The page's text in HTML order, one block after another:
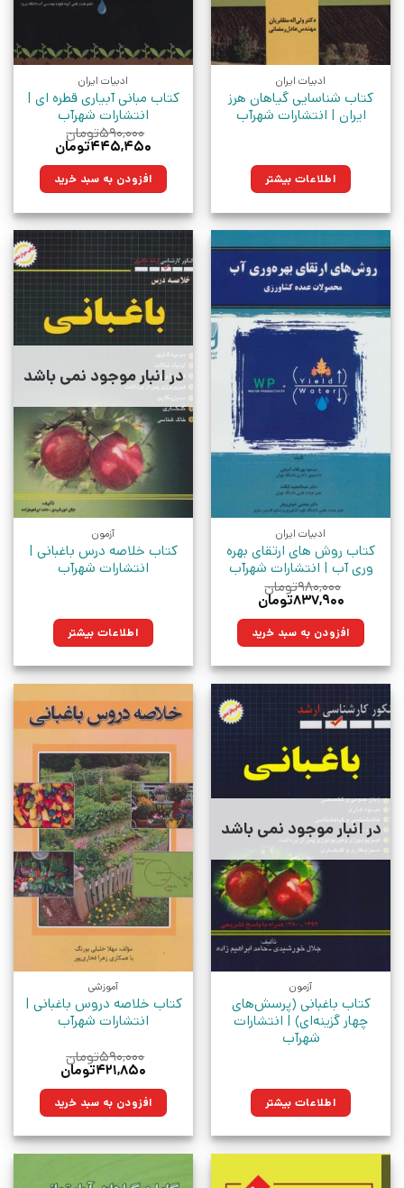
ادبیات ایران
کتاب شناسایی گیاهان هرز
ایران | انتشارات شهرآب
اطلاعات بیشتر
ادبیات ایران
کتاب مبانی آبیاری قطره ای |
انتشارات شهرآب
۵۹۰,۰۰۰تومان
قیمت
۵۹۰,۰۰۰تومان
بود.
۴۴۵,۴۵۰تومان
۴۴۵,۴۵۰تومان. افزودن به سبد خرید
ادبیات ایران
کتاب روش های ارتقای بهره
وری آب | انتشارات شهرآب
۹۸۰,۰۰۰تومان
قیمت
۹۸۰,۰۰۰تومان
بود.
۸۳۷,۹۰۰تومان
۸۳۷,۹۰۰تومان.افزودن به سبد خرید
در انبار موجود نمی باشد
آزمون
کتاب خلاصه درس باغبانی |
انتشارات شهرآب
اطلاعات بیشتر
در انبار موجود نمی باشد
آزمون
کتاب باغبانی (پرسش‌های
چهار گزینه‌ای) | انتشارات
شهرآب
اطلاعات بیشتر
آموزشی
کتاب خلاصه دروس باغبانی |
انتشارات شهرآب
۵۹۰,۰۰۰تومان
قیمت
۵۹۰,۰۰۰تومان
بود.
۴۲۱,۸۵۰تومان
۴۲۱,۸۵۰تومان.افزودن به سبد خرید